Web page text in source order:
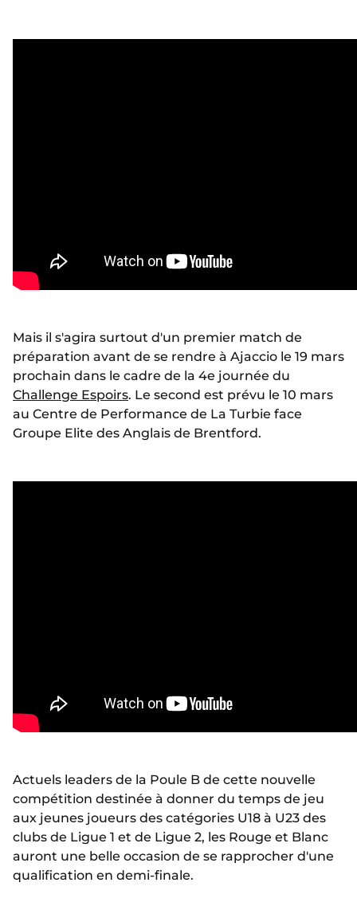
Mais il s'agira surtout d'un premier match de
préparation avant de se rendre à Ajaccio le 19 mars
prochain dans le cadre de la 4e journée du
Challenge Espoirs. Le second est prévu le 10 mars
au Centre de Performance de La Turbie face
Groupe Elite des Anglais de Brentford.
Actuels leaders de la Poule B de cette nouvelle
compétition destinée à donner du temps de jeu
aux jeunes joueurs des catégories U18 à U23 des
clubs de Ligue 1 et de Ligue 2, les Rouge et Blanc
auront une belle occasion de se rapprocher d'une
qualification en demi-finale.